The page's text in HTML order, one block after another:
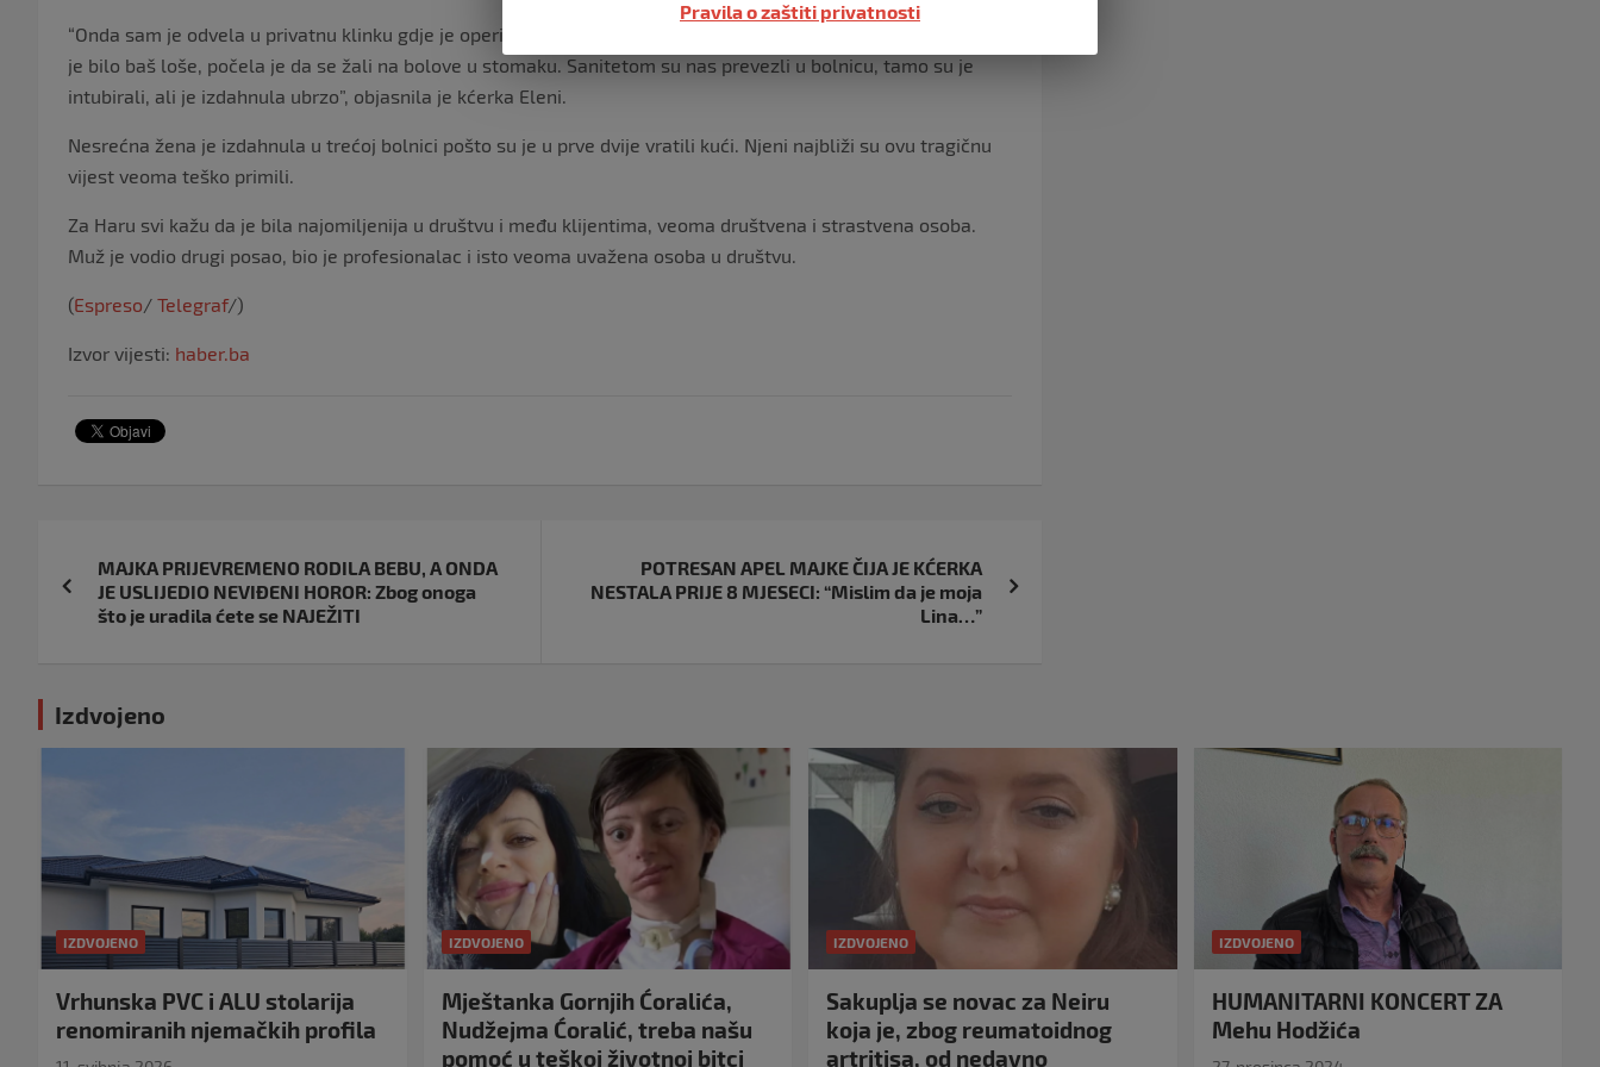
“Onda sam je odvela u privatnu klinku gdje je operisana, ali su nas i tamo poslali kući. Međutim, kod kuće joj
je bilo baš loše, počela je da se žali na bolove u stomaku. Sanitetom su nas prevezli u bolnicu, tamo su je
intubirali, ali je izdahnula ubrzo”, objasnila je kćerka Eleni.
Nesrećna žena je izdahnula u trećoj bolnici pošto su je u prve dvije vratili kući. Njeni najbliži su ovu tragičnu
vijest veoma teško primili.
Za Haru svi kažu da je bila najomiljenija u društvu i među klijentima, veoma društvena i strastvena osoba.
Muž je vodio drugi posao, bio je profesionalac i isto veoma uvažena osoba u društvu.
(Espreso/ Telegraf/)
Izvor vijesti: haber.ba
objava
MAJKA PRIJEVREMENO RODILA BEBU, A ONDA
JE USLIJEDIO NEVIĐENI HOROR: Zbog onoga
što je uradila ćete se NAJEŽITI
POTRESAN APEL MAJKE ČIJA JE KĆERKA
NESTALA PRIJE 8 MJESECI: “Mislim da je moja
Lina…”
Izdvojeno
IZDVOJENO
Vrhunska PVC i ALU stolarija
renomiranih njemačkih profila
IZDVOJENO
Mještanka Gornjih Ćoralića,
Nudžejma Ćoralić, treba našu
pomoć u teškoj životnoj bitci
IZDVOJENO
Sakuplja se novac za Neiru
koja je, zbog reumatoidnog
artritisa, od nedavno
IZDVOJENO
HUMANITARNI KONCERT ZA
Mehu Hodžića
Pravila o zaštiti privatnosti